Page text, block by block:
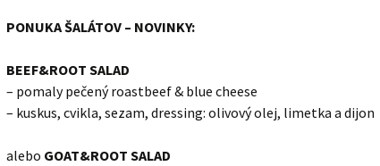
PONUKA ŠALÁTOV – NOVINKY:
BEEF&ROOT SALAD
– pomaly pečený roastbeef & blue cheese
– kuskus, cvikla, sezam, dressing: olivový olej, limetka a dijon
alebo GOAT&ROOT SALAD